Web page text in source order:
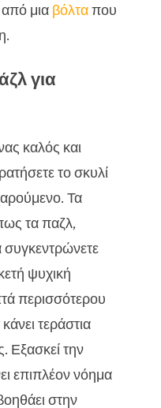
μια βόλταπου
για
καλός και
το σκυλί
Τα
τα παζλ,
ψυχική
περισσότερου
τεράστια
Εξασκεί την
επιπλέον νόημα
στην